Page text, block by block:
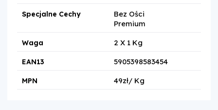
Specjalne Cechy
Bez Ości
Premium
Waga 2 X 1 Kg
EAN13 5905398583454
MPN 49zł/ Kg